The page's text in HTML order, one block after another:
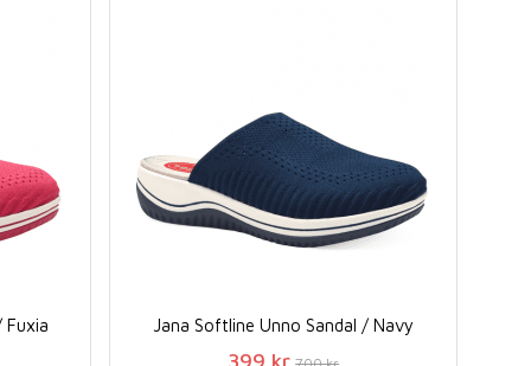
Fuxia Jana Softline Unno Sandal / Navy
399 kr